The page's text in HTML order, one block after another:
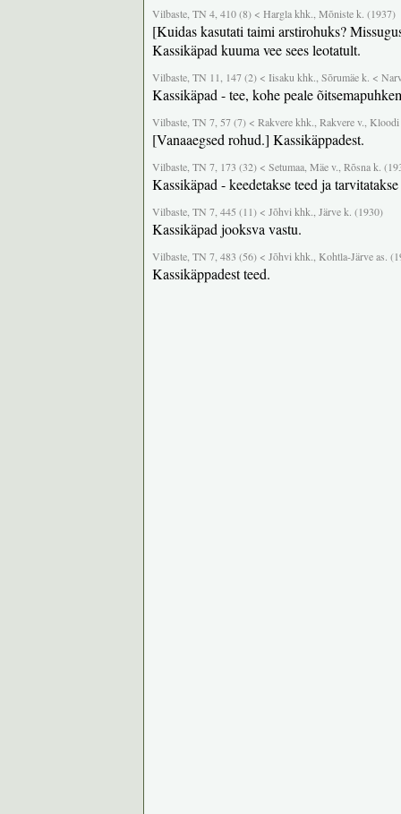
Vilbaste, TN 4, 410 (8) < Hargla khk., Mõniste k. (1937)
[Kuidas kasutati taimi arstirohuks?
Kassikäpad kuuma vee sees leotatult.
Vilbaste, TN 11, 147 (2) < Iisaku khk., Sõrumäe k. <
Kassikäpad - tee, kohe peale
Vilbaste, TN 7, 57 (7) < Rakvere khk., Rakvere v.,
[Vanaaegsed rohud.] Kassikäppadest.
Vilbaste, TN 7, 173 (32) < Setumaa, Mäe v., Rõsna k.
Kassikäpad - keedetakse teed ja
Vilbaste, TN 7, 445 (11) < Jõhvi khk., Järve k. (1930)
Kassikäpad jooksva vastu.
Vilbaste, TN 7, 483 (56) < Jõhvi khk., Kohtla-Järve as.
Kassikäppadest teed.